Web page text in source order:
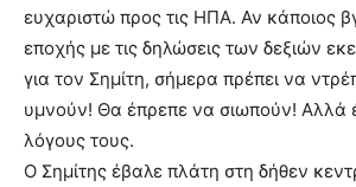
ευχαριστώ προς τις ΗΠΑ. Αν κάποιος
εποχής με τις δηλώσεις των δεξιών
για τον Σημίτη, σήμερα πρέπει να
υμνούν! Θα έπρεπε να σιωπούν! Αλλά
λόγους τους.
Ο Σημίτης έβαλε πλάτη στη δήθεν